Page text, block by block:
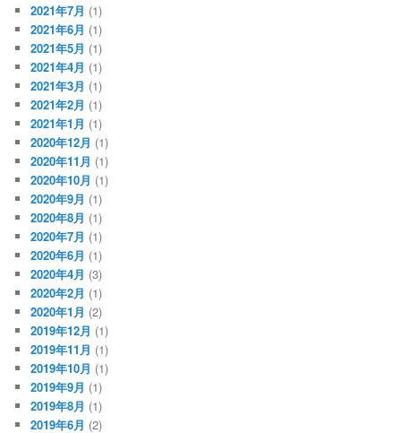
2021年7月 (1)
2021年6月 (1)
2021年5月 (1)
2021年4月 (1)
2021年3月 (1)
2021年2月 (1)
2021年1月 (1)
2020年12月 (1)
2020年11月 (1)
2020年10月 (1)
2020年9月 (1)
2020年8月 (1)
2020年7月 (1)
2020年6月 (1)
2020年4月 (3)
2020年2月 (1)
2020年1月 (2)
2019年12月 (1)
2019年11月 (1)
2019年10月 (1)
2019年9月 (1)
2019年8月 (1)
2019年6月 (2)